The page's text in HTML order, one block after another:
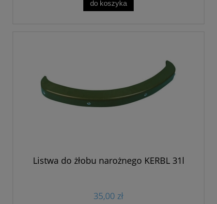
do koszyka
Listwa do żłobu narożnego KERBL 31l
35,00 zł